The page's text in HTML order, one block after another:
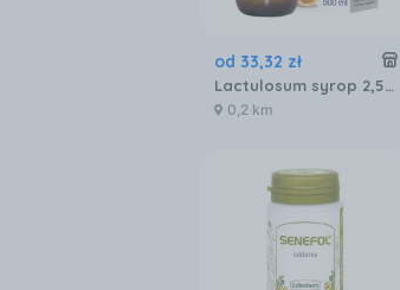
od 33,32 zł
Lactulosum syrop 2,5g/5ml 500ml
0,2 km